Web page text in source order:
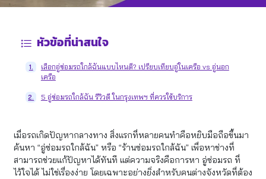
หัวข้อที่น่าสนใจ
1.
เลือกอู่ซ่อมรถใกล้ฉันแบบไหนดี? เปรียบเทียบอู่ในเครือ vs อู่นอก
เครือ
2. 5 อู่ซ่อมรถใกล้ฉัน รีวิวดี ในกรุงเทพฯ ที่ควรใช้บริการ
เมื่อรถเกิดปัญหากลางทาง สิ่งแรกที่หลายคนทำคือหยิบมือถือขึ้นมา
ค้นหา “อู่ซ่อมรถใกล้ฉัน” หรือ “ร้านซ่อมรถใกล้ฉัน” เพื่อหาช่างที่
สามารถช่วยแก้ปัญหาได้ทันที แต่ความจริงคือการหา อู่ซ่อมรถ ที่
ไว้ใจได้ ไม่ใช่เรื่องง่าย โดยเฉพาะอย่างยิ่งสำหรับคนต่างจังหวัดที่ต้อง